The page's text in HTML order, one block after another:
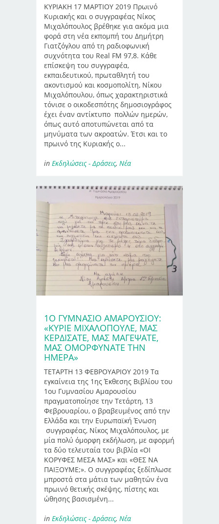
ΚΥΡΙΑΚΗ 17 ΜΑΡΤΙΟΥ 2019 Πρωινό
Κυριακής και ο συγγραφέας Νίκος
Μιχαλόπουλος βρέθηκε για ακόμα μια
φορά στη νέα εκπομπή του Δημήτρη
Γιατζόγλου από τη ραδιοφωνική
συχνότητα του Real FM 97,8. Κάθε
επίσκεψη του συγγραφέα,
εκπαιδευτικού, πρωταθλητή του
ακοντισμού και κοσμοπολίτη, Νίκου
Μιχαλόπουλου, όπως χαρακτηριστικά
τόνισε ο οικοδεσπότης δημοσιογράφος
έχει έναν αντίκτυπο πολλών ημερών,
όπως αυτό αποτυπώνεται από τα
μηνύματα των ακροατών. Έτσι και το
πρωινό της Κυριακής ο...
in Εκδηλώσεις - Δράσεις, Νέα
1Ο ΓΥΜΝΑΣΙΟ ΑΜΑΡΟΥΣΙΟΥ:
«ΚΎΡΙΕ ΜΙΧΑΛΌΠΟΥΛΕ, ΜΑΣ
ΚΕΡΔΊΣΑΤΕ, ΜΑΣ ΜΑΓΈΨΑΤΕ,
ΜΑΣ ΟΜΟΡΦΎΝΑΤΕ ΤΗΝ
ΗΜΈΡΑ»
ΤΕΤΑΡΤΗ 13 ΦΕΒΡΟΥΑΡΙΟΥ 2019 Τα
εγκαίνεια της 1ης Έκθεσης Βιβλίου του
1ου Γυμνασίου Αμαρουσίου
πραγματοποίησε την Τετάρτη, 13
Φεβρουαρίου, ο βραβευμένος από την
Ελλάδα και την Ευρωπαϊκή Ένωση
συγγραφέας, Νίκος Μιχαλόπουλος, με
μία πολύ όμορφη εκδήλωση, με αφορμή
τα δύο τελευταία του βιβλία «ΟΙ
ΚΟΡΥΦΕΣ ΜΕΣΑ ΜΑΣ» και «ΘΕΣ ΝΑ
ΠΑΙΞΟΥΜΕ;». Ο συγγραφέας ξεδίπλωσε
μπροστά στα μάτια των μαθητών ένα
πρωινό θετικής σκέψης, πίστης και
ώθησης βασισμένη...
in Εκδηλώσεις - Δράσεις, Νέα